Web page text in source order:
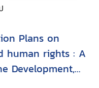
Plans on
human rights : A
Development,
and Review of